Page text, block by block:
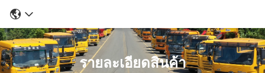
รายละเอียดสินค้า